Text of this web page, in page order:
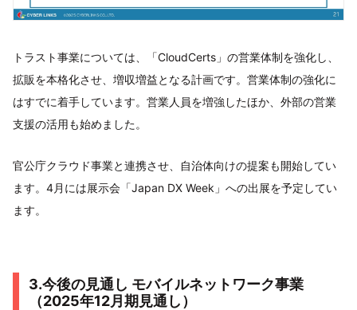
トラスト事業については、「CloudCerts」の営業体制を強化し、
拡販を本格化させ、増収増益となる計画です。営業体制の強化に
はすでに着手しています。営業人員を増強したほか、外部の営業
支援の活用も始めました。
官公庁クラウド事業と連携させ、自治体向けの提案も開始してい
ます。4月には展示会「Japan DX Week」への出展を予定してい
ます。
3.今後の見通し モバイルネットワーク事業
（2025年12月期見通し）